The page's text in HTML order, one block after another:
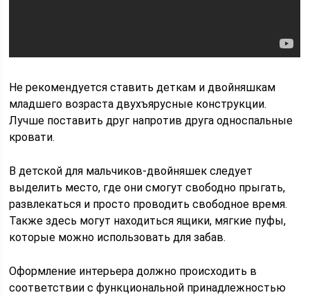
Не рекомендуется ставить деткам и двойняшкам
младшего возраста двухъярусные конструкции.
Лучше поставить друг напротив друга односпальные
кровати.
В детской для мальчиков-двойняшек следует
выделить место, где они смогут свободно прыгать,
развлекаться и просто проводить свободное время.
Также здесь могут находиться ящики, мягкие пуфы,
которые можно использовать для забав.
Оформление интерьера должно происходить в
соответствии с функциональной принадлежностью